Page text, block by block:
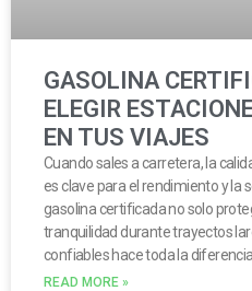
GASOLINA
ELEGIR
EN TUS VIAJES
Cuando sales a carretera, la
es clave para el rendimiento y la
gasolina certificada no solo
tranquilidad durante trayectos
confiables hace toda la diferencia
READ MORE »